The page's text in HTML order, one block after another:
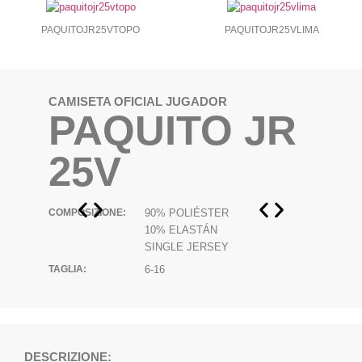
PAQUITOJR25VTOPO PAQUITOJR25VTOPO_P
PAQUITOJR25VLIMA
CAMISETA OFICIAL JUGADOR
PAQUITO JR
25V
COMPOSIZIONE:
90% POLIÉSTER
10% ELASTÁN
SINGLE JERSEY
TAGLIA: 6-16
DESCRIZIONE: